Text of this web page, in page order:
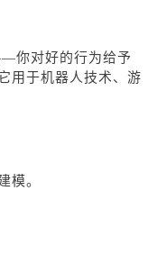
你对好的行为给予
用于机器人技术、游
模。